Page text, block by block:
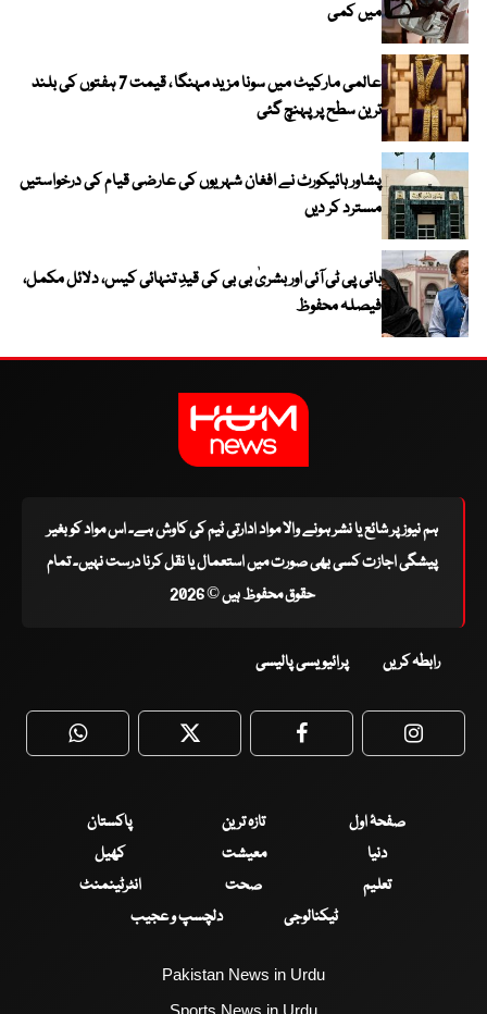
میں کمی
عالمی مارکیٹ میں سونا مزید مہنگا ، قیمت 7 ہفتوں کی بلند
ترین سطح پر پہنچ گئی
پشاور ہائیکورٹ نے افغان شہریوں کی عارضی قیام کی درخواستیں
مسترد کر دیں
بانی پی ٹی آئی اور بشریٰ بی بی کی قیدِ تنہائی کیس، دلائل مکمل،
فیصلہ محفوظ
ہم نیوز پر شائع یا نشر ہونے والا مواد ادارتی ٹیم کی کاوش ہے۔ اس مواد کو بغیر
پیشگی اجازت کسی بھی صورت میں استعمال یا نقل کرنا درست نہیں۔ تمام
حقوق محفوظ ہیں © 2026
رابطہ کریں پرائیویسی پالیسی
WhatsApp Twitter Facebook
صفحۂ اول تازہ ترین
پاکستان
دنیا
معیشت
کھیل
تعلیم
صحت
انٹرٹینمنٹ
ٹیکنالوجی
دلچسپ و عجیب
Pakistan News in Urdu
Sports News in Urdu